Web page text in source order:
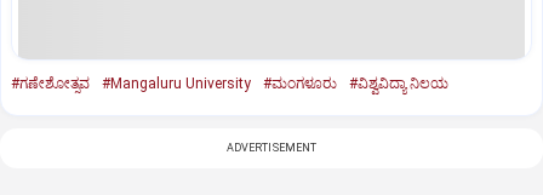
#ಗಣೇಶೋತ್ಸವ #Mangaluru University #ಮಂಗಳೂರು #ವಿಶ್ವವಿದ್ಯಾ ನಿಲಯ
ADVERTISEMENT